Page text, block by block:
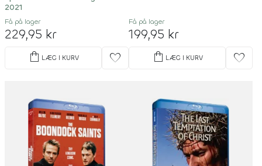
2021
Få på lager
229,95 kr
shopping_bag LÆG I KURV favorite
Få på lager
199,95 kr
shopping_bag LÆG I KURV favorite